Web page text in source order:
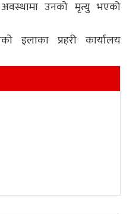
अवस्थामा उनको मृत्यु भएको
इलाका प्रहरी कार्यालय